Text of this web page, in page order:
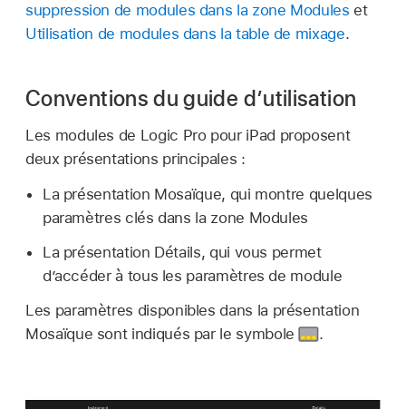
suppression de modules dans la zone Modules et
Utilisation de modules dans la table de mixage.
Conventions du guide d’utilisation
Les modules de Logic Pro pour iPad proposent
deux présentations principales :
La présentation Mosaïque, qui montre quelques
paramètres clés dans la zone Modules
La présentation Détails, qui vous permet
d’accéder à tous les paramètres de module
Les paramètres disponibles dans la présentation
Mosaïque sont indiqués par le symbole
.